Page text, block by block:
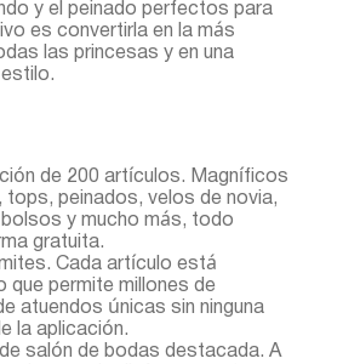
y el peinado perfectos para
es convertirla en la más
las princesas y en una
de 200 artículos. Magníficos
peinados, velos de novia,
y mucho más, todo
gratuita.
Cada artículo está
que permite millones de
atuendos únicas sin ninguna
la aplicación.
salón de bodas destacada. A